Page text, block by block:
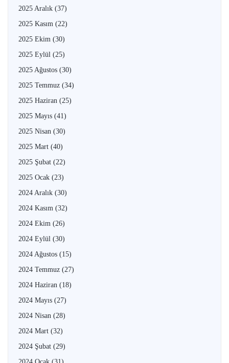
2025 Aralık (37)
2025 Kasım (22)
2025 Ekim (30)
2025 Eylül (25)
2025 Ağustos (30)
2025 Temmuz (34)
2025 Haziran (25)
2025 Mayıs (41)
2025 Nisan (30)
2025 Mart (40)
2025 Şubat (22)
2025 Ocak (23)
2024 Aralık (30)
2024 Kasım (32)
2024 Ekim (26)
2024 Eylül (30)
2024 Ağustos (15)
2024 Temmuz (27)
2024 Haziran (18)
2024 Mayıs (27)
2024 Nisan (28)
2024 Mart (32)
2024 Şubat (29)